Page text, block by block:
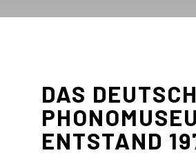
DAS
ENTSTAND